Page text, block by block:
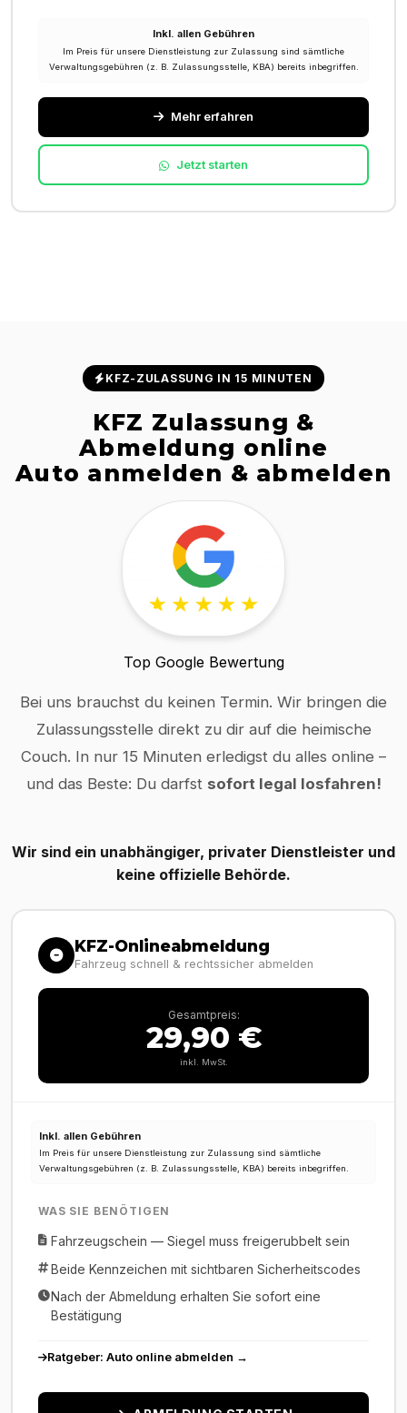
Inkl. allen Gebühren
Im Preis für unsere Dienstleistung zur Zulassung sind sämtliche
Verwaltungsgebühren (z. B. Zulassungsstelle, KBA) bereits inbegriffen.
Mehr erfahren
Jetzt starten
KFZ-ZULASSUNG IN 15 MINUTEN
KFZ Zulassung &
Abmeldung online
Auto anmelden & abmelden
Top Google Bewertung
Bei uns brauchst du keinen Termin. Wir bringen die
Zulassungsstelle direkt zu dir auf die heimische
Couch. In nur 15 Minuten erledigst du alles online –
und das Beste: Du darfst sofort legal losfahren!
Wir sind ein unabhängiger, privater Dienstleister und
keine offizielle Behörde.
KFZ-Onlineabmeldung
Fahrzeug schnell & rechtssicher abmelden
Gesamtpreis:
29,90 €
inkl. MwSt.
Inkl. allen Gebühren
Im Preis für unsere Dienstleistung zur Zulassung sind sämtliche
Verwaltungsgebühren (z. B. Zulassungsstelle, KBA) bereits inbegriffen.
WAS SIE BENÖTIGEN
Fahrzeugschein — Siegel muss freigerubbelt sein
Beide Kennzeichen mit sichtbaren Sicherheitscodes
Nach der Abmeldung erhalten Sie sofort eine
Bestätigung
Ratgeber: Auto online abmelden →